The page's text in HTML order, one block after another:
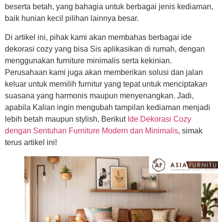
beserta betah, yang bahagia untuk berbagai jenis kediaman,
baik hunian kecil pilihan lainnya besar.
Di artikel ini, pihak kami akan membahas berbagai ide
dekorasi cozy yang bisa Sis aplikasikan di rumah, dengan
menggunakan furniture minimalis serta kekinian.
Perusahaan kami juga akan memberikan solusi dan jalan
keluar untuk memilih furnitur yang tepat untuk menciptakan
suasana yang harmonis maupun menyenangkan. Jadi,
apabila Kalian ingin mengubah tampilan kediaman menjadi
lebih betah maupun stylish, Berikut Ide Dekorasi Cozy
dengan Sentuhan Furniture Modern dan Minimalis, simak
terus artikel ini!